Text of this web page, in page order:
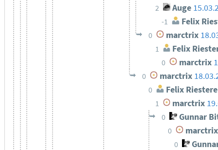
2 Auge
-1 Felix
0 marctrix
1 Felix
0 marctrix
0 marctrix
0 Felix
1 marctrix
0 Gunnar
0 marctrix
0